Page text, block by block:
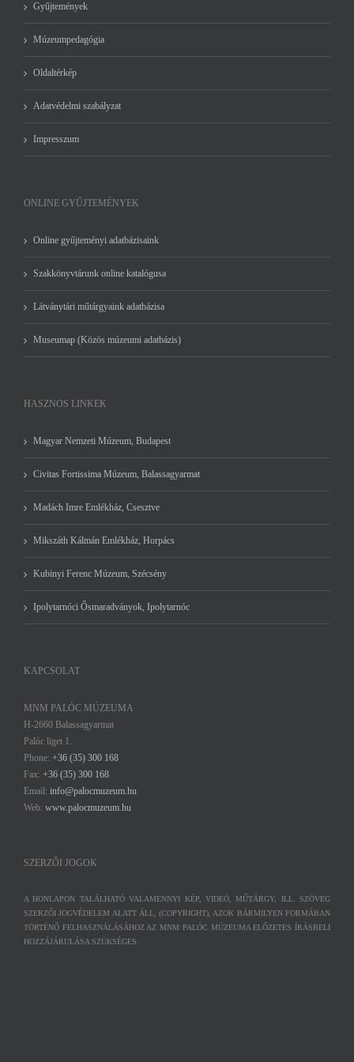
Gyűjtemények
Múzeumpedagógia
Oldaltérkép
Adatvédelmi szabályzat
Impresszum
ONLINE GYŰJTEMÉNYEK
Online gyűjteményi adatbázisaink
Szakkönyvtárunk online katalógusa
Látványtári műtárgyaink adatbázisa
Museumap (Közös múzeumi adatbázis)
HASZNOS LINKEK
Magyar Nemzeti Múzeum, Budapest
Civitas Fortissima Múzeum, Balassagyarmat
Madách Imre Emlékház, Csesztve
Mikszáth Kálmán Emlékház, Horpács
Kubinyi Ferenc Múzeum, Szécsény
Ipolytarnóci Ősmaradványok, Ipolytarnóc
KAPCSOLAT
MNM PALÓC MÚZEUMA
H-2660 Balassagyarmat
Palóc liget 1.
Phone: +36 (35) 300 168
Fax: +36 (35) 300 168
Email: info@palocmuzeum.hu
Web: www.palocmuzeum.hu
SZERZŐI JOGOK
A HONLAPON TALÁLHATÓ VALAMENNYI KÉP, VIDEÓ, MŰTÁRGY, ILL. SZÖVEG
SZERZŐI JOGVÉDELEM ALATT ÁLL, (COPYRIGHT), AZOK BÁRMILYEN FORMÁBAN
TÖRTÉNŐ FELHASZNÁLÁSÁHOZ AZ MNM PALÓC MÚZEUMA ELŐZETES ÍRÁSBELI
HOZZÁJÁRULÁSA SZÜKSÉGES.